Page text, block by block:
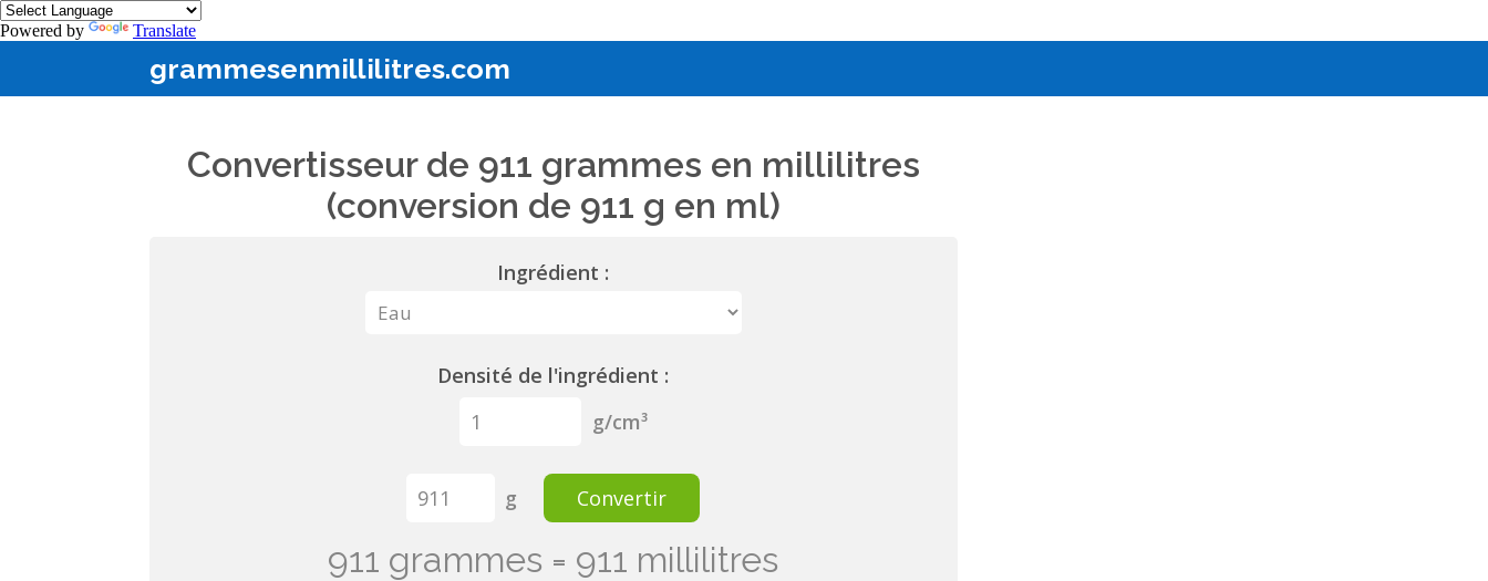
Powered by Translate
grammesenmillilitres.com
Convertisseur de 911 grammes en millilitres
(conversion de 911 g en ml)
Ingrédient :
Densité de l'ingrédient :
g/cm³
g Convertir
911 grammes = 911 millilitres